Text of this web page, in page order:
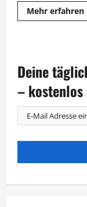
Mehr erfahren
Deine
– kostenlos